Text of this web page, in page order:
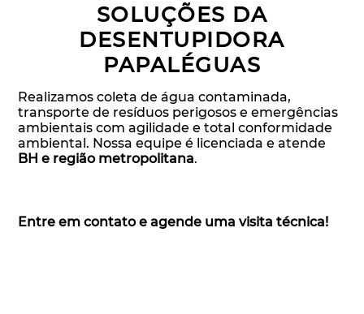
SOLUÇÕES DA
DESENTUPIDORA
PAPALÉGUAS
Realizamos coleta de água contaminada,
transporte de resíduos perigosos e emergências
ambientais com agilidade e total conformidade
ambiental. Nossa equipe é licenciada e atende
BH e região metropolitana.
Entre em contato e agende uma visita técnica!